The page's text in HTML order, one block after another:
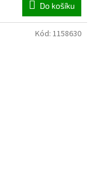
Do košíku
Kód: 1158630